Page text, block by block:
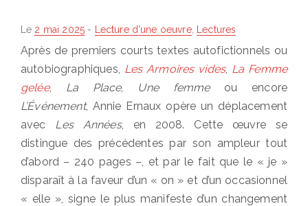
Le Posted
on
2 mai 2025 - Lecture d'une oeuvre, Lectures
Après de premiers courts textes autofictionnels ou
autobiographiques, Les Armoires vides, La Femme
gelée, La Place, Une femmeou encore
L’Événement, Annie Ernaux opère un déplacement
avec Les Années, en 2008. Cette œuvre se
distingue des précédentes par son ampleur tout
d’abord – 240 pages –, et par le fait que le « je »
disparaît à la faveur d’un « on » et d’un occasionnel
« elle », signe le plus manifeste d’un changement